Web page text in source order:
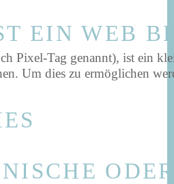
EIN WEB
Pixel-Tag genannt), ist ein
Um dies zu ermöglichen